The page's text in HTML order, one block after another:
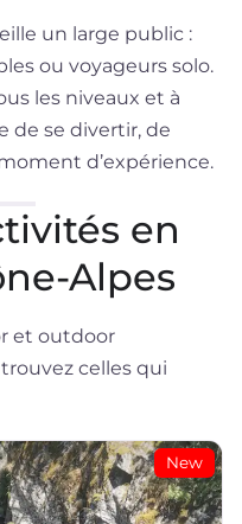
un large public :
ou voyageurs solo.
les niveaux et à
de se divertir, de
d’expérience.
en
Alpes
et outdoor
celles qui